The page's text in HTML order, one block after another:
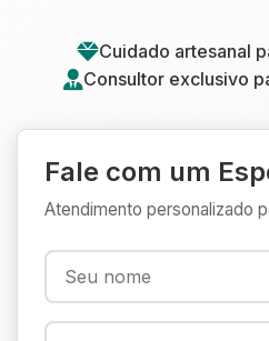
Cuidado artesanal
Consultor exclusivo
Fale com um
Atendimento personalizado